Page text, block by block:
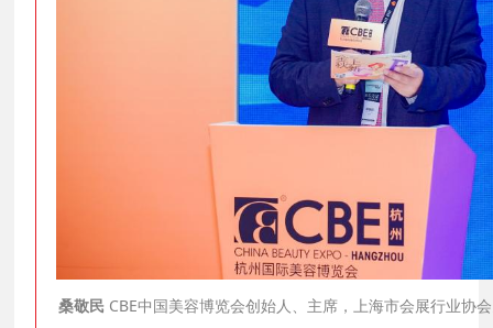
桑敬民CBE中国美容博览会创始人、主席，上海市会展行业协